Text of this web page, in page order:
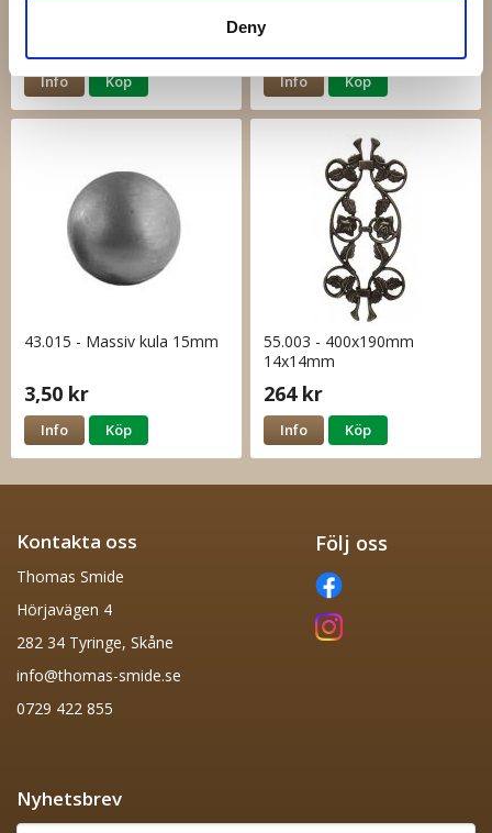
Deny
Info Köp Info Köp
43.015 - Massiv kula 15mm
3,50 kr
Info Köp
55.003 - 400x190mm
14x14mm
264 kr
Info Köp
Kontakta oss
Thomas Smide
Hörjavägen 4
282 34 Tyringe, Skåne
info@thomas-smide.se
0729 422 855
Följ oss
Nyhetsbrev